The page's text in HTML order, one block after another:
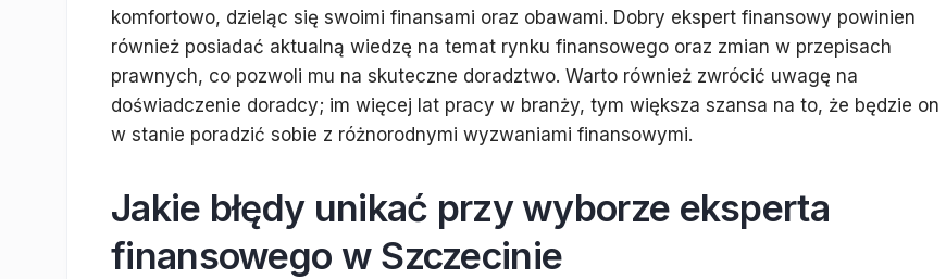
komfortowo, dzieląc się swoimi finansami oraz obawami. Dobry ekspert finansowy powinien
również posiadać aktualną wiedzę na temat rynku finansowego oraz zmian w przepisach
prawnych, co pozwoli mu na skuteczne doradztwo. Warto również zwrócić uwagę na
doświadczenie doradcy; im więcej lat pracy w branży, tym większa szansa na to, że będzie on
w stanie poradzić sobie z różnorodnymi wyzwaniami finansowymi.
Jakie błędy unikać przy wyborze eksperta
finansowego w Szczecinie